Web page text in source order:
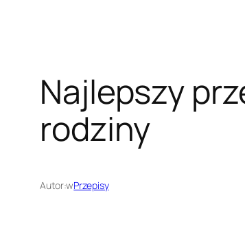
Najlepszy
rodziny
Autor:wPrzepisy